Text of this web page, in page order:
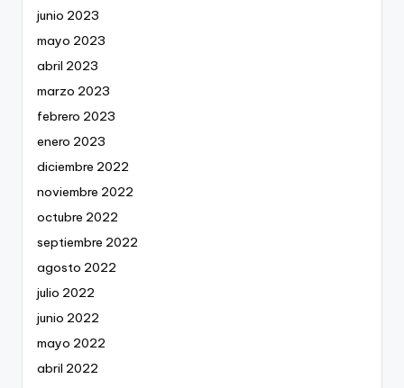
junio 2023
mayo 2023
abril 2023
marzo 2023
febrero 2023
enero 2023
diciembre 2022
noviembre 2022
octubre 2022
septiembre 2022
agosto 2022
julio 2022
junio 2022
mayo 2022
abril 2022